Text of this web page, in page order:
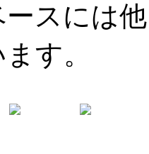
スには
す。